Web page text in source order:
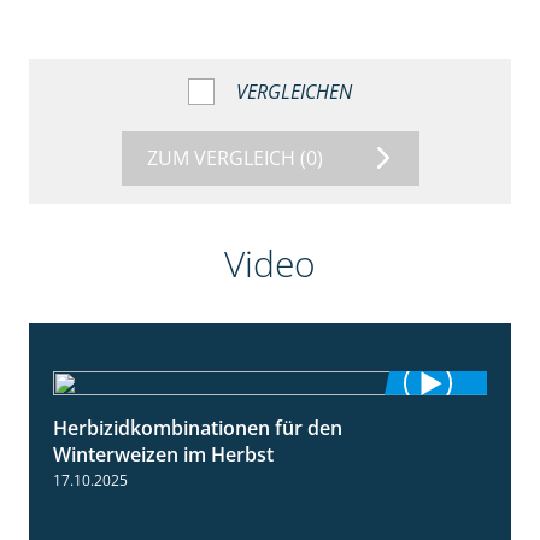
VERGLEICHEN
ZUM VERGLEICH (0)
Video
Herbizidkombinationen für den
Winterweizen im Herbst
17.10.2025